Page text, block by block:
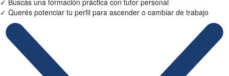
✓ Buscás una formación práctica con tutor personal
✓ Querés potenciar tu perfil para ascender o cambiar de trabajo